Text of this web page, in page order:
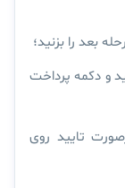
بعد را بزنید؛
و دکمه پرداخت
تایید روی